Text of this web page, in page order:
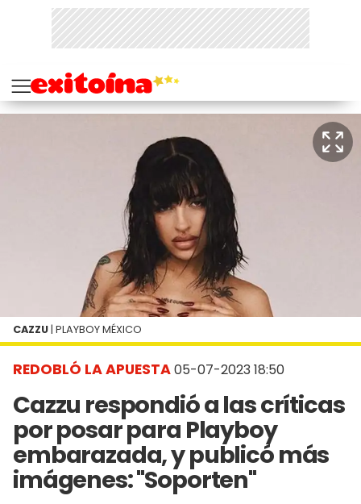
REDOBLÓ LA APUESTA05-07-2023 18:50
Cazzu respondió a las críticas
por posar para Playboy
embarazada, y publicó más
imágenes: "Soporten"
CAZZU | PLAYBOY MÉXICO